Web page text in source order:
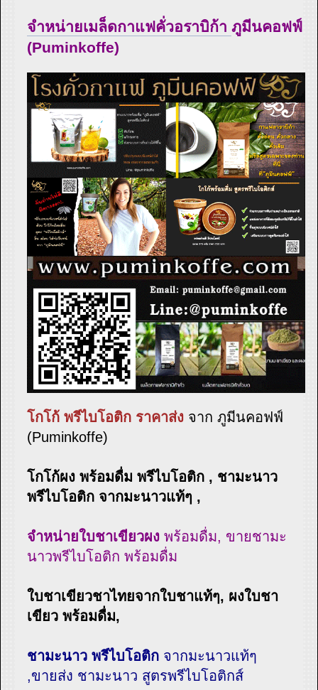
จำหน่ายเมล็ดกาแฟคั่วอราบิก้าภูมีนคอฟฟ์
(Puminkoffe)
โกโก้ พรีไบโอติก ราคาส่ง จาก ภูมีนคอฟฟ์
(Puminkoffe)
โกโก้ผง พร้อมดื่ม พรีไบโอติก , ชามะนาว
พรีไบโอติก จากมะนาวแท้ๆ ,
จำหน่ายใบชาเขียวผง พร้อมดื่ม, ขายชามะ
นาวพรีไบโอติก พร้อมดื่ม
ใบชาเขียวชาไทยจากใบชาแท้ๆ, ผงใบชา
เขียว พร้อมดื่ม,
ชามะนาว พรีไบโอติก จากมะนาวแท้ๆ
,ขายส่ง ชามะนาว สูตรพรีไบโอติกส์